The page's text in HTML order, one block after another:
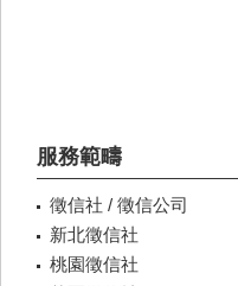
服務範疇
徵信社 / 徵信公司
新北徵信社
桃園徵信社